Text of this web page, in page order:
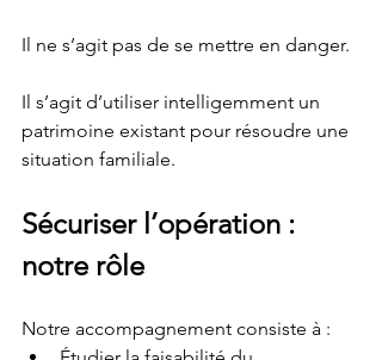
Il ne s’agit pas de se mettre en danger.
Il s’agit d’utiliser intelligemment un
patrimoine existant pour résoudre une
situation familiale.
Sécuriser l’opération :
notre rôle
Notre accompagnement consiste à :